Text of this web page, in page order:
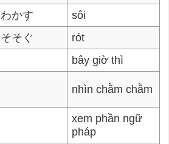
わかす
sôi
そそぐ
rót
bây giờ thì
nhìn chằm chằm
xem phần ngữ
pháp